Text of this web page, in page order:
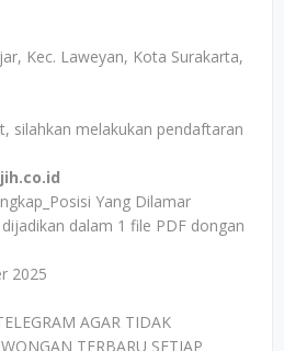
Kec. Laweyan, Kota Surakarta,
silahkan melakukan pendaftaran
Yang Dilamar
dalam 1 file PDF dongan
2025
AGAR TIDAK
TERBARU SETIAP